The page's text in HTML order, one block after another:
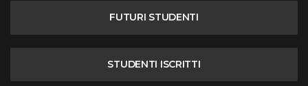
FUTURI STUDENTI
STUDENTI ISCRITTI